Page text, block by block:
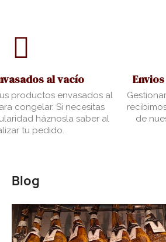
al vacío
productos envasados al
congelar. Si necesitas
háznosla saber al
tu pedido.
de
Blog